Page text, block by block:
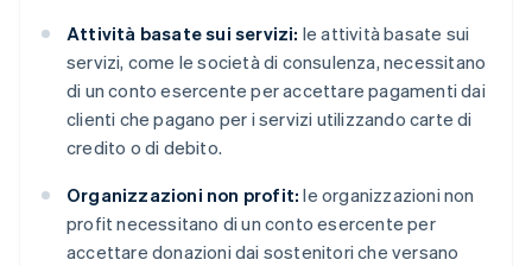
Attività basate sui servizi: le attività basate sui
servizi, come le società di consulenza, necessitano
di un conto esercente per accettare pagamenti dai
clienti che pagano per i servizi utilizzando carte di
credito o di debito.
Organizzazioni non profit: le organizzazioni non
profit necessitano di un conto esercente per
accettare donazioni dai sostenitori che versano